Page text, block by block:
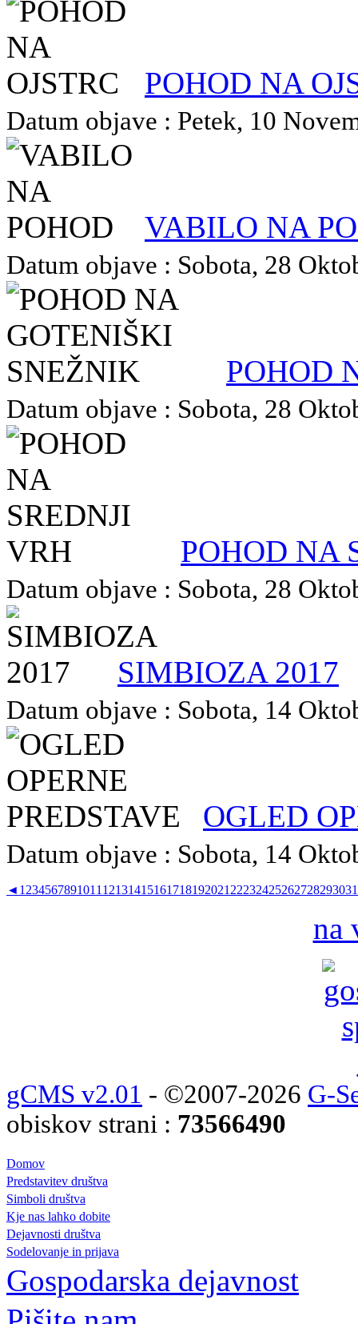
POHOD NA
Datum objave : Petek, 10
VABILO NA
Datum objave : Sobota, 28
POHOD
Datum objave : Sobota, 28
POHOD NA
Datum objave : Sobota, 28
SIMBIOZA 2017
Datum objave : Sobota, 14
OGLED
Datum objave : Sobota, 14
◄ 1 234567891011 12131415161718192021 22232425262728293031
na
gCMS v2.01 - ©2007-2026 G-
obiskov strani : 73566490
Domov
Predstavitev društva
Simboli društva
Kje nas lahko dobite
Dejavnosti društva
Sodelovanje in prijava
Gospodarska dejavnost